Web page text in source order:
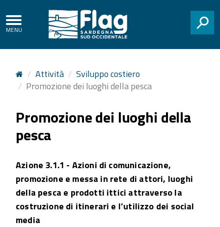
Regione
Autonoma
Sardegna
servizi
Attività
Sviluppo costiero
Promozione dei luoghi della pesca
Promozione dei luoghi della
pesca
Azione 3.1.1 - Azioni di comunicazione,
promozione e messa in rete di attori, luoghi
della pesca e prodotti ittici attraverso la
costruzione di itinerari e l’utilizzo dei social
media